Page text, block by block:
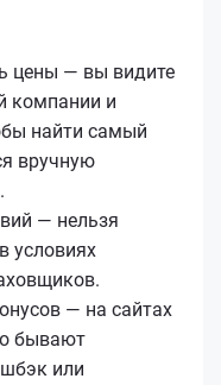
цены — вы видите
компании и
найти самый
вручную
— нельзя
условиях
— на сайтах
бывают
или